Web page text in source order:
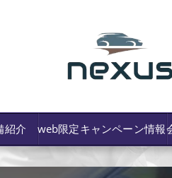
紹介 web限定キャンペーン情報